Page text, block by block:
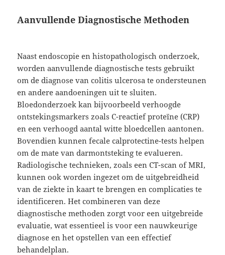
Aanvullende Diagnostische Methoden
Naast endoscopie en histopathologisch onderzoek,
worden aanvullende diagnostische tests gebruikt
om de diagnose van colitis ulcerosa te ondersteunen
en andere aandoeningen uit te sluiten.
Bloedonderzoek kan bijvoorbeeld verhoogde
ontstekingsmarkers zoals C-reactief proteïne (CRP)
en een verhoogd aantal witte bloedcellen aantonen.
Bovendien kunnen fecale calprotectine-tests helpen
om de mate van darmontsteking te evalueren.
Radiologische technieken, zoals een CT-scan of MRI,
kunnen ook worden ingezet om de uitgebreidheid
van de ziekte in kaart te brengen en complicaties te
identificeren. Het combineren van deze
diagnostische methoden zorgt voor een uitgebreide
evaluatie, wat essentieel is voor een nauwkeurige
diagnose en het opstellen van een effectief
behandelplan.